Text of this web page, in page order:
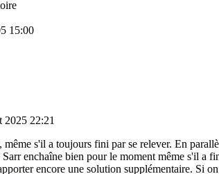
15:00
2025 22:21
même s'il a toujours fini par se relever. En
enchaîne bien pour le moment même s'il a
encore une solution supplémentaire. Si